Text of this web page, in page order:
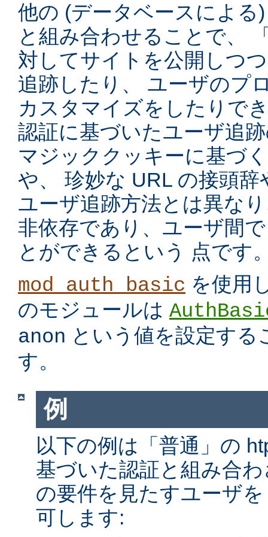
他の (データベースによる
と組み合わせることで、
対してサイトを公開しつ
追跡したり、 ユーザのプ
カスタマイズをしたりで
認証に基づいたユーザ追
マジッククッキーに基づ
や、 珍妙な URL の接頭
ユーザ追跡方法とは異な
非依存であり、ユーザ間
とができるという 点です
mod_auth_basic を使用
のモジュールは
anon という値を設定する
す。
例
以下の例は「普通」の
基づいた認証と組み合
の要件を見たすユーザ
可します: